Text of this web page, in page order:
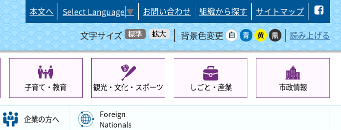
本文へ Select Language▼ お問い合わせ 組織から探す サイトマップ
文字サイズ 背景色変更 読み上げる
子育て・教育 観光・文化・スポーツ しごと・産業 市政情報
企業の方へ
Foreign
Nationals